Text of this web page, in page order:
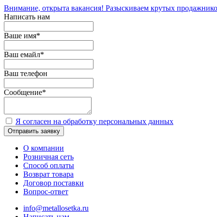
Внимание, открыта вакансия! Разыскиваем крутых
Написать нам
Ваше имя*
Ваш емайл*
Ваш телефон
Сообщение*
Я согласен на обработку персональных данных
Отправить заявку
О компании
Розничная сеть
Способ оплаты
Возврат товара
Договор поставки
Вопрос-ответ
info@metallosetka.ru